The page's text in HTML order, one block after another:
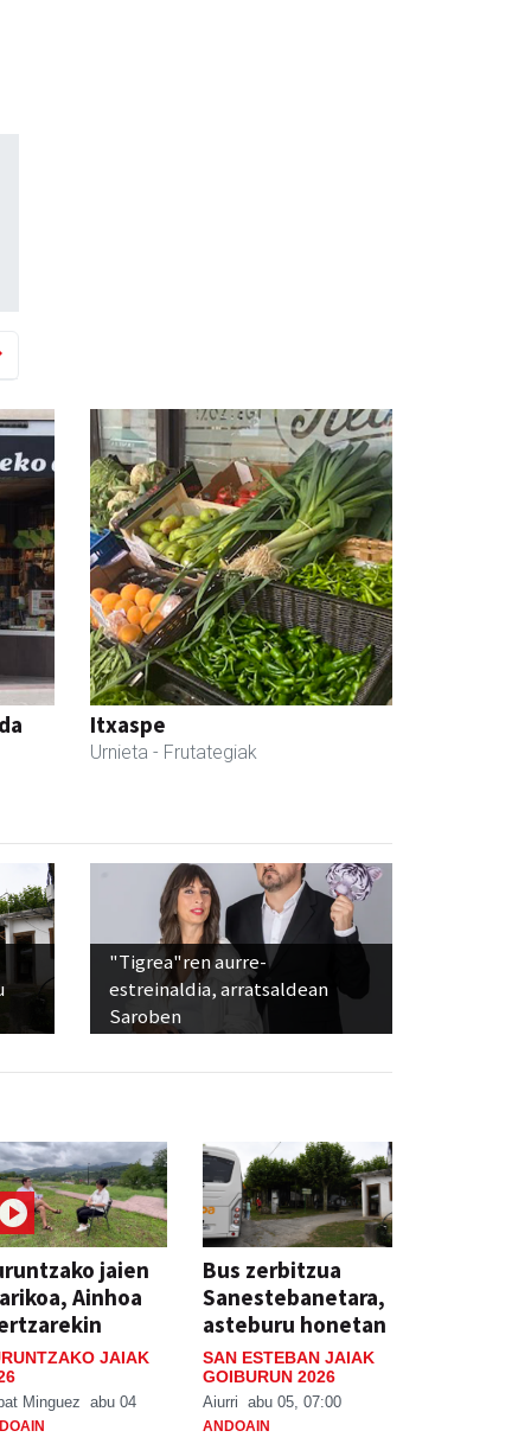
Itxaspe
Urnieta - Frutategiak
"Tigrea"ren aurre-
estreinaldia, arratsaldean
Saroben
jaien
Ainhoa
JAIAK
Minguez abu 04
Bus zerbitzua
Sanestebanetara,
asteburu honetan
SAN ESTEBAN JAIAK
GOIBURUN 2026
Aiurri abu 05, 07:00
ANDOAIN